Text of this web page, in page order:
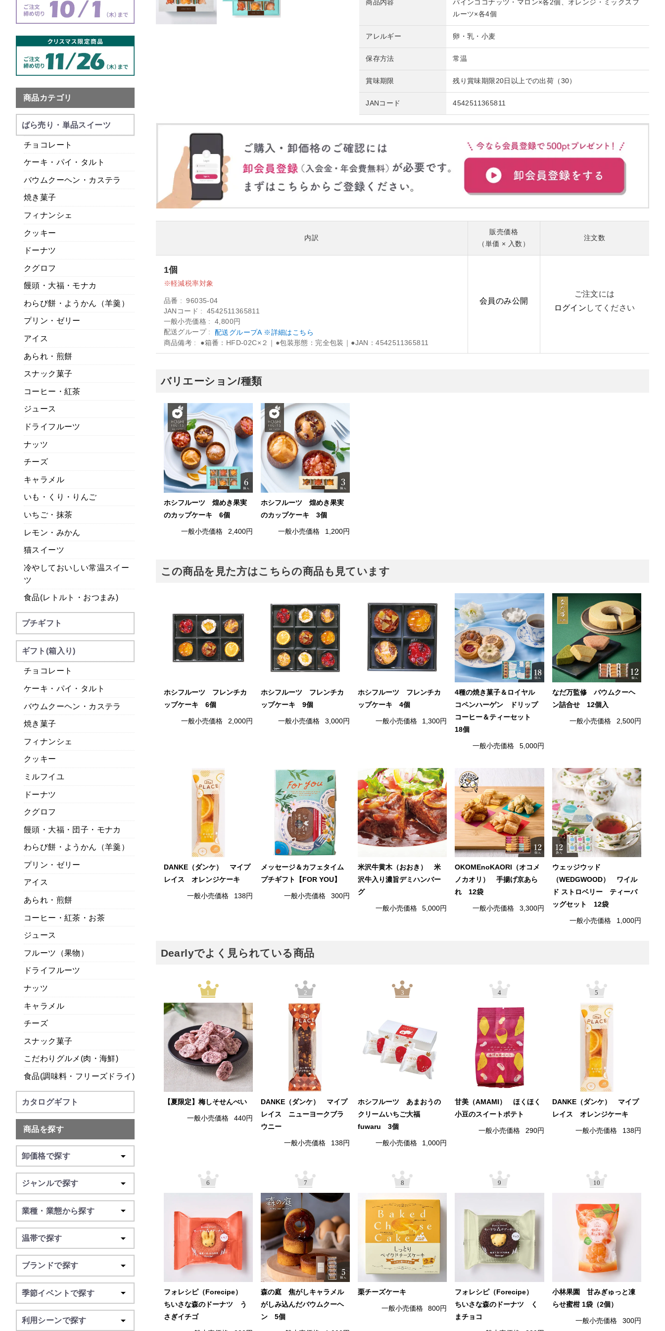
商品内容
パインココナッツ・マロン×各2個、オレンジ・ミックスフ
ルーツ×各4個
アレルギー 卵・乳・小麦
保存方法 常温
賞味期限 残り賞味期限20日以上での出荷（30）
JANコード 4542511365811
内訳
販売価格
（単価 × 入数）
注文数
1個
軽減税率対象
品番
96035-04
JANコード
4542511365811
一般小売価格
4,800円
配送グループ
配送グループA ※詳細はこちら
商品備考 ●箱番：HFD-02C×２｜●包装形態：完全包装｜●JAN：4542511365811
会員のみ公開
ご注文には
ログイン してください
バリエーション/種類
ホシフルーツ 煌めき果実
のカップケーキ 6個
一般小売価格 2,400円
ホシフルーツ 煌めき果実
のカップケーキ 3個
一般小売価格 1,200円
この商品を見た方はこちらの商品も見ています
ホシフルーツ フレンチカ
ップケーキ 6個
一般小売価格 2,000円
ホシフルーツ フレンチカ
ップケーキ 9個
一般小売価格 3,000円
ホシフルーツ フレンチカ
ップケーキ 4個
一般小売価格 1,300円
4種の焼き菓子＆ロイヤル
コペンハーゲン ドリップ
コーヒー＆ティーセット
18個
一般小売価格 5,000円
なだ万監修 バウムクーヘ
ン詰合せ 12個入
一般小売価格 2,500円
DANKE（ダンケ） マイプ
レイス オレンジケーキ
一般小売価格 138円
メッセージ＆カフェタイム
プチギフト【FOR YOU】
一般小売価格 300円
米沢牛黄木（おおき） 米
沢牛入り濃旨デミハンバー
グ
一般小売価格 5,000円
OKOMEnoKAORI（オコメ
ノカオリ） 手揚げ京あら
れ 12袋
一般小売価格 3,300円
ウェッジウッド
（WEDGWOOD） ワイル
ド ストロベリー ティーバ
ッグセット 12袋
一般小売価格 1,000円
Dearlyでよく見られている商品
1
【夏限定】梅しそせんべい
一般小売価格 440円
2
DANKE（ダンケ） マイプ
レイス ニューヨークブラ
ウニー
一般小売価格 138円
3
ホシフルーツ あまおうの
クリームいちご大福
fuwaru 3個
一般小売価格 1,000円
4
甘美（AMAMI） ほくほく
小豆のスイートポテト
一般小売価格 290円
5
DANKE（ダンケ） マイプ
レイス オレンジケーキ
一般小売価格 138円
6
フォレシピ（Forecipe）
ちいさな森のドーナツ う
さぎイチゴ
7
森の庭 焦がしキャラメル
がしみ込んだバウムクーヘ
ン 5個
8
栗チーズケーキ
一般小売価格 800円
9
フォレシピ（Forecipe）
ちいさな森のドーナツ く
まチョコ
10
小林果園 甘みぎゅっと凍
らせ蜜柑 1袋（2個）
一般小売価格 300円
商品カテゴリ
ばら売り・単品スイーツ
チョコレート
ケーキ・パイ・タルト
バウムクーヘン・カステラ
焼き菓子
フィナンシェ
クッキー
ドーナツ
クグロフ
饅頭・大福・モナカ
わらび餅・ようかん（羊羹）
プリン・ゼリー
アイス
あられ・煎餅
スナック菓子
コーヒー・紅茶
ジュース
ドライフルーツ
ナッツ
チーズ
キャラメル
いも・くり・りんご
いちご・抹茶
レモン・みかん
猫スイーツ
冷やしておいしい常温スイー
ツ
食品(レトルト・おつまみ)
プチギフト
ギフト(箱入り)
チョコレート
ケーキ・パイ・タルト
バウムクーヘン・カステラ
焼き菓子
フィナンシェ
クッキー
ミルフイユ
ドーナツ
クグロフ
饅頭・大福・団子・モナカ
わらび餅・ようかん（羊羹）
プリン・ゼリー
アイス
あられ・煎餅
コーヒー・紅茶・お茶
ジュース
フルーツ（果物）
ドライフルーツ
ナッツ
キャラメル
チーズ
スナック菓子
こだわりグルメ(肉・海鮮)
食品(調味料・フリーズドライ)
カタログギフト
商品を探す
卸価格で探す
ジャンルで探す
業種・業態から探す
温帯で探す
ブランドで探す
季節イベントで探す
利用シーンで探す